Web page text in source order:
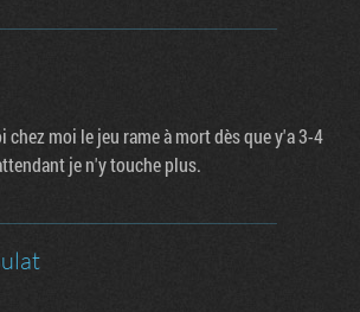
chez moi le jeu rame à mort dès que y'a 3-4
je n'y touche plus.